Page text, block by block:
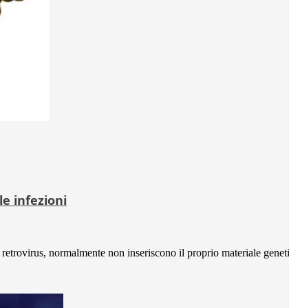
infezioni
normalmente non inseriscono il proprio materiale